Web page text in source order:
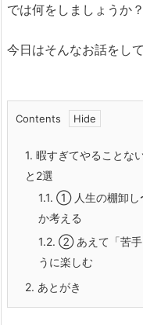
では何をしましょうか？
今日はそんなお話をし
Contents
1. 暇すぎてやることな
と2選
1.1. ① 人生の棚卸し
か考える
1.2. ② あえて「苦手
うに楽しむ
2. あとがき